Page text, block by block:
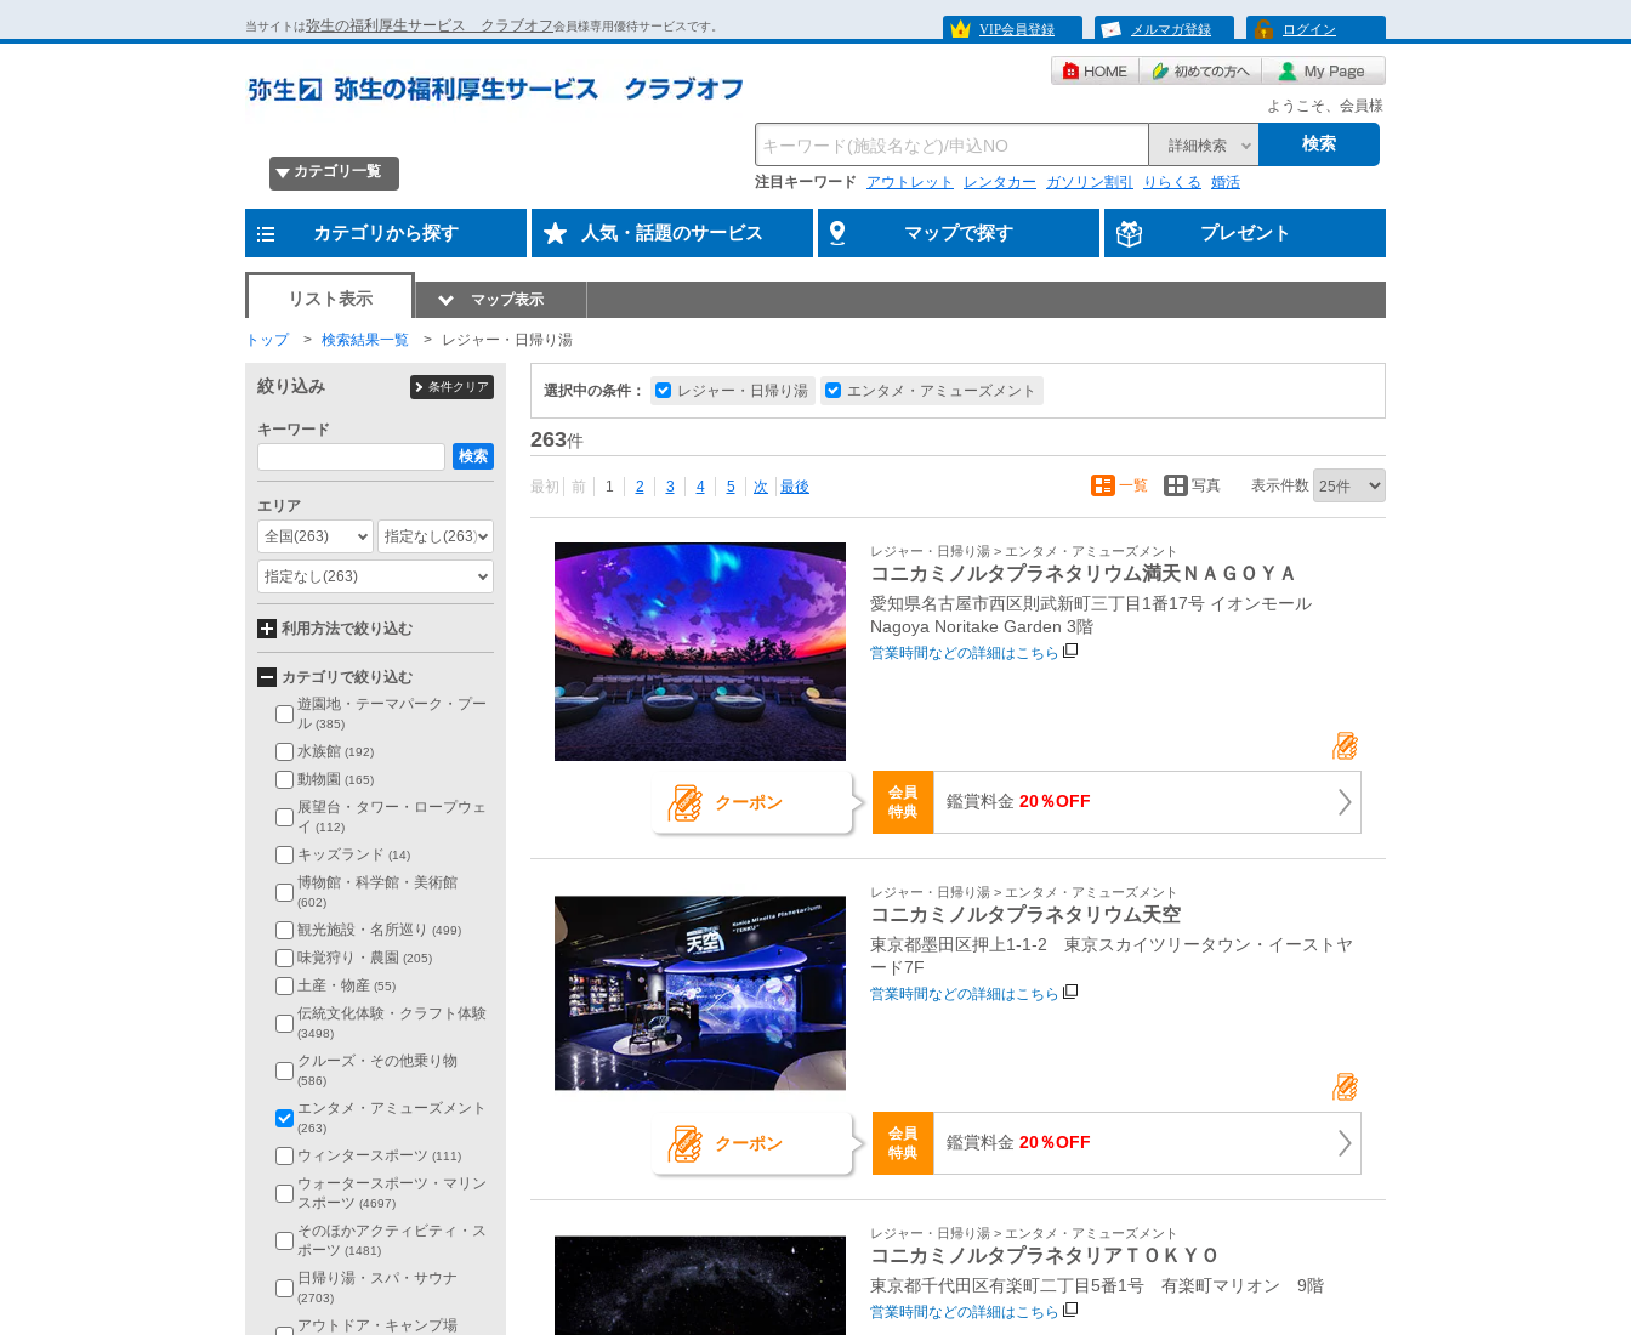
当サイトは弥生の福利厚生サービス クラブオフ会員様専用優待サービスです。 VIP会員登録 メルマガ登録 ログイン
ようこそ、会員様
カテゴリ一覧
詳細検索 検索
注目キーワード アウトレット レンタカー ガソリン割引 りらくる 婚活
カテゴリから探す 人気・話題のサービス マップで探す プレゼント
リスト表示 マップ表示
トップ 検索結果一覧 レジャー・日帰り湯
選択中の条件： レジャー・日帰り湯 エンタメ・アミューズメント
263件
最初 前 1 2 3 4 5 次 最後 一覧 写真 表示件数
レジャー・日帰り湯 > エンタメ・アミューズメント
コニカミノルタプラネタリウム満天ＮＡＧＯＹＡ
愛知県名古屋市西区則武新町三丁目1番17号 イオンモール
Nagoya Noritake Garden 3階
営業時間などの詳細はこちら
クーポン
会員
特典
鑑賞料金 20％OFF
レジャー・日帰り湯 > エンタメ・アミューズメント
コニカミノルタプラネタリウム天空
東京都墨田区押上1-1-2 東京スカイツリータウン・イーストヤ
ード7F
営業時間などの詳細はこちら
クーポン
会員
特典
鑑賞料金 20％OFF
レジャー・日帰り湯 > エンタメ・アミューズメント
コニカミノルタプラネタリアＴＯＫＹＯ
東京都千代田区有楽町二丁目5番1号 有楽町マリオン 9階
営業時間などの詳細はこちら
絞り込み 条件クリア
キーワード
検索
エリア
全国(263) 指定なし(263)
指定なし(263)
利用方法で絞り込む
カテゴリで絞り込む
遊園地・テーマパーク・プー
ル (385)
水族館 (192)
動物園 (165)
展望台・タワー・ロープウェ
イ (112)
キッズランド (14)
博物館・科学館・美術館
(602)
観光施設・名所巡り (499)
味覚狩り・農園 (205)
土産・物産 (55)
伝統文化体験・クラフト体験
(3498)
クルーズ・その他乗り物
(586)
エンタメ・アミューズメント
(263)
ウィンタースポーツ (111)
ウォータースポーツ・マリン
スポーツ (4697)
そのほかアクティビティ・ス
ポーツ (1481)
日帰り湯・スパ・サウナ
(2703)
アウトドア・キャンプ場